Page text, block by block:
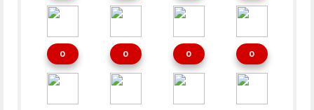
0 0 0 0